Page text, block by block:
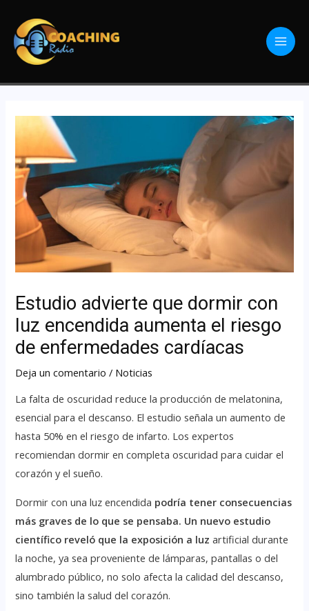
Estudio advierte que dormir con
luz encendida aumenta el riesgo
de enfermedades cardíacas
Deja un comentario / Noticias
La falta de oscuridad reduce la producción de melatonina,
esencial para el descanso. El estudio señala un aumento de
hasta 50% en el riesgo de infarto. Los expertos
recomiendan dormir en completa oscuridad para cuidar el
corazón y el sueño.
Dormir con una luz encendida podría tener consecuencias
más graves de lo que se pensaba. Un nuevo estudio
científico reveló que la exposición a luz artificial durante
la noche, ya sea proveniente de lámparas, pantallas o del
alumbrado público, no solo afecta la calidad del descanso,
sino también la salud del corazón.